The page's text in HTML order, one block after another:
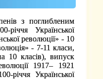
з поглибленим
Української
революції» - 10
- 7-11 класи,
10 класів), випуск
1917– 1921
річчя Української